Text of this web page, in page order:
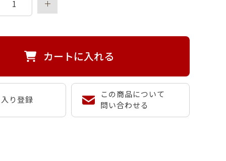
カートに入れる
り登録
この商品について
問い合わせる